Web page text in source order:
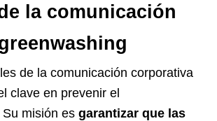
la comunicación
de la comunicación corporativa
clave en prevenir el
misión es garantizar que las